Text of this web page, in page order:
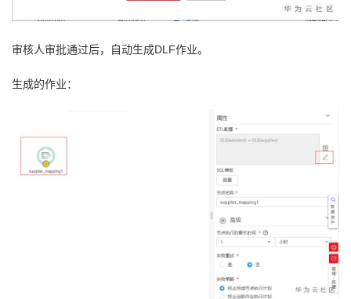
审核人审批通过后，自动生成DLF作业。
生成的作业：